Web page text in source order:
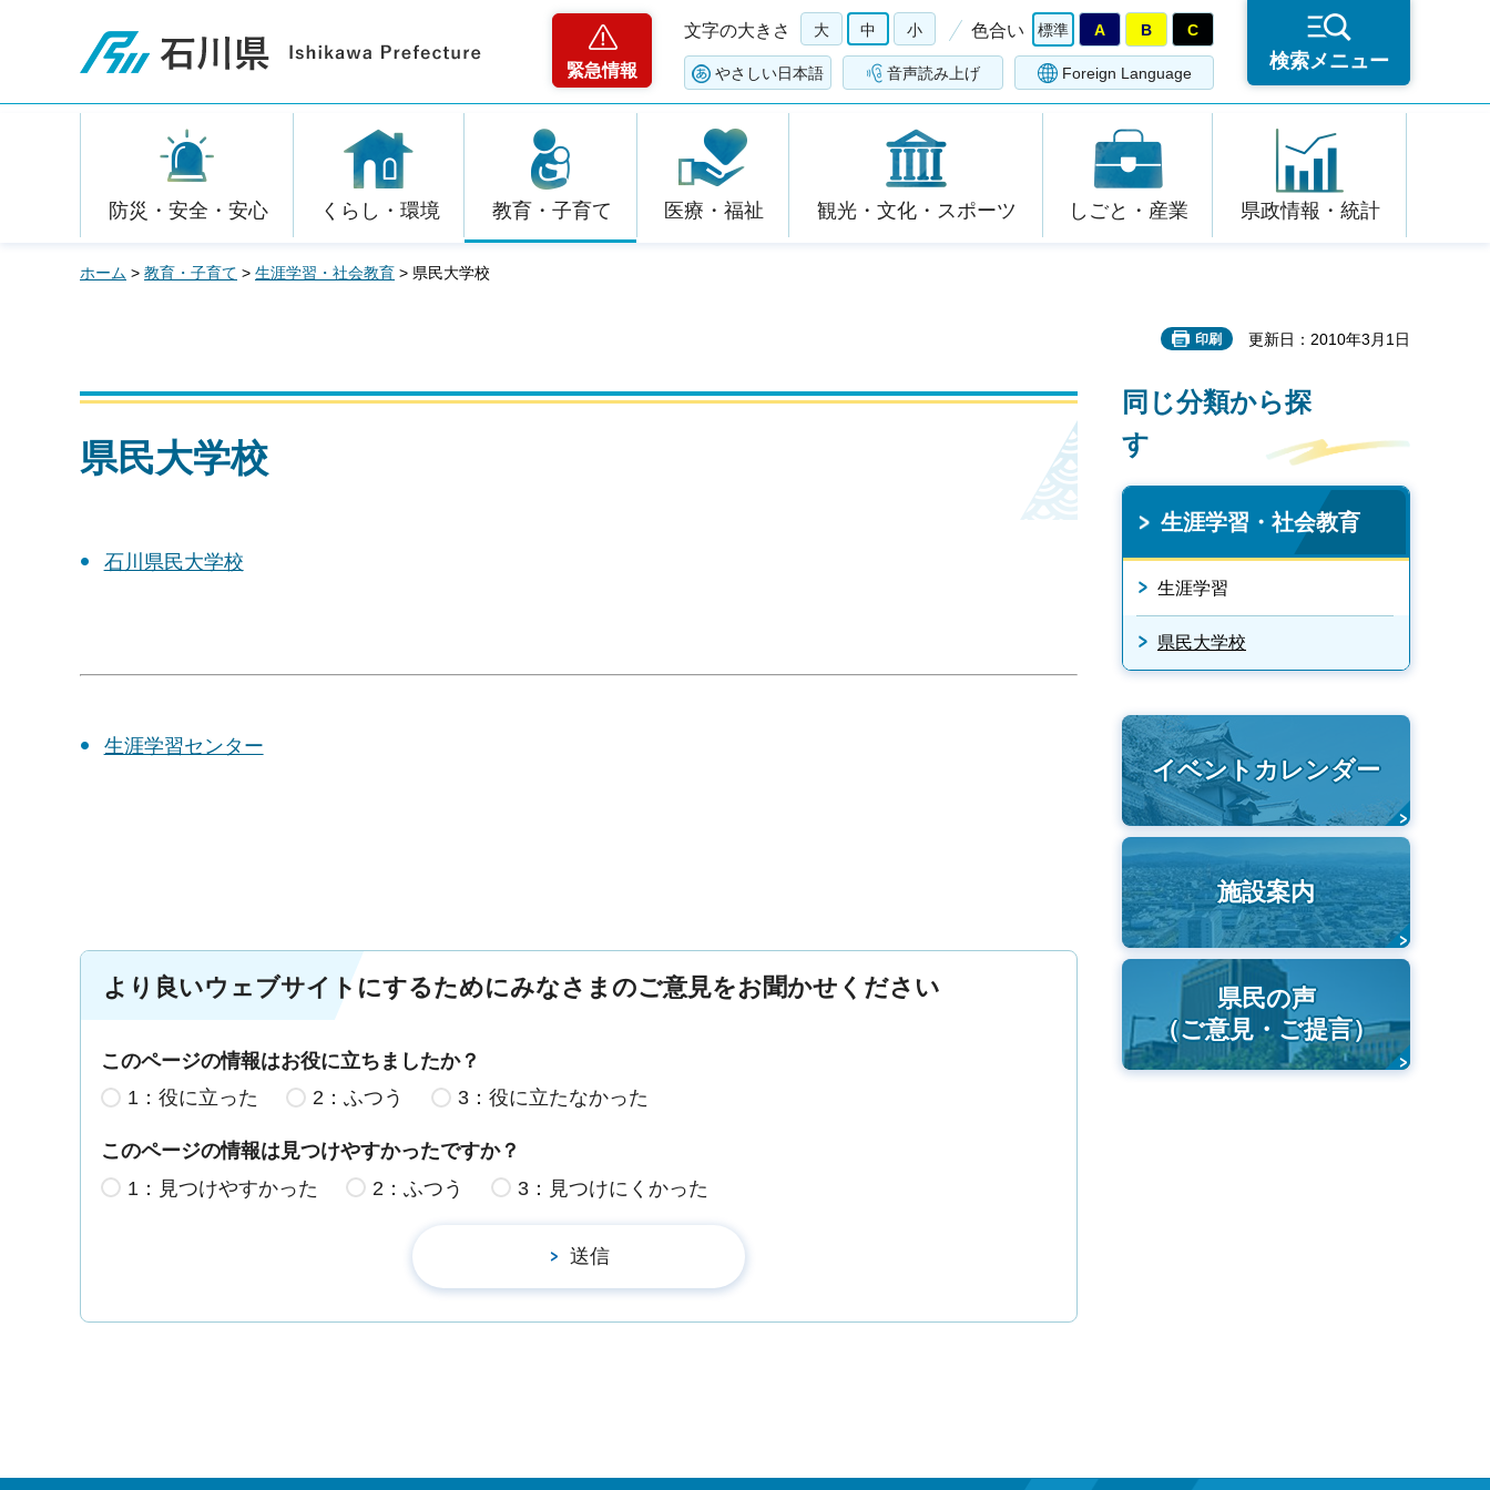
石川県
緊急情報
文字の大きさ 大 中 小 色合い 標準 A B C
やさしい日本語 音声読み上げ Foreign Language
検索メニュー
防災・安全・安心 くらし・環境 教育・子育て 医療・福祉 観光・文化・スポーツ しごと・産業 県政情報・統計
ホーム > 教育・子育て > 生涯学習・社会教育 > 県民大学校
印刷 更新日：2010年3月1日
県民大学校
石川県民大学校
生涯学習センター
より良いウェブサイトにするためにみなさまのご意見をお聞かせください
このページの情報はお役に立ちましたか？
1：役に立った
2：ふつう 3：役に立たなかった
このページの情報は見つけやすかったですか？
1：見つけやすかった
2：ふつう 3：見つけにくかった
同じ分類から探
す
生涯学習・社会教育
生涯学習
県民大学校
イベントカレンダー
施設案内
県民の声
（ご意見・ご提言）